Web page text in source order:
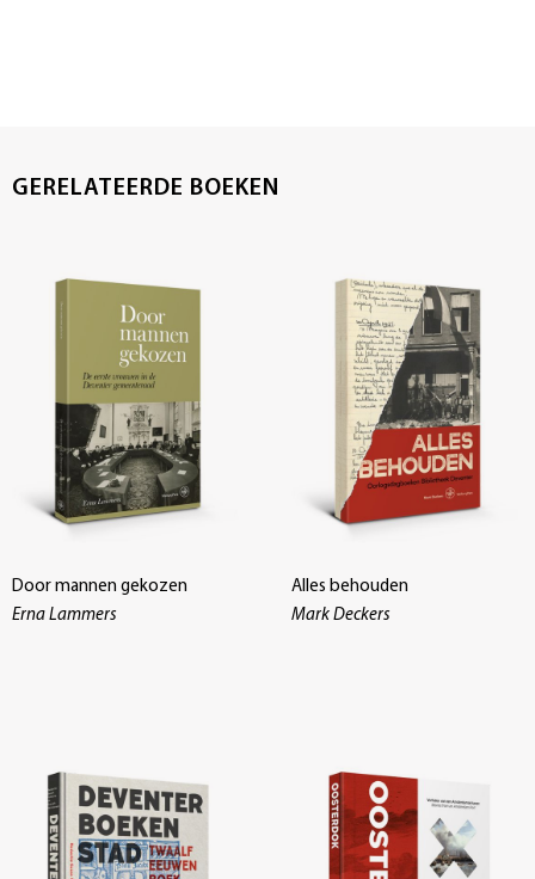
GERELATEERDE BOEKEN
Door mannen gekozen
Erna Lammers
Alles behouden
Mark Deckers